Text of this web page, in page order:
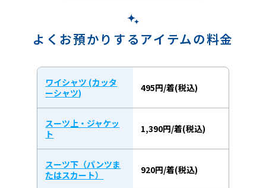
よくお預かりするアイテムの料金
ワイシャツ (カッタ
ーシャツ)
495円/着(税込)
スーツ上・ジャケッ
ト
1,390円/着(税込)
スーツ下（パンツま
たはスカート）
920円/着(税込)